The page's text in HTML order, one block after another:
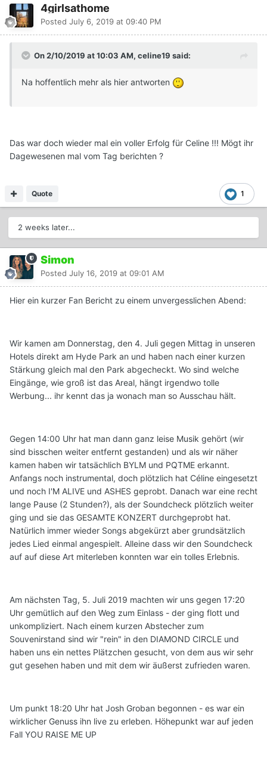
4girlsathome
Posted July 6, 2019 at 09:40 PM
On 2/10/2019 at 10:03 AM, celine19 said:
Na hoffentlich mehr als hier antworten
Das war doch wieder mal ein voller Erfolg für Celine !!! Mögt ihr
Dagewesenen mal vom Tag berichten ?
1
Quote
2 weeks later...
Simon
Posted July 16, 2019 at 09:01 AM
Hier ein kurzer Fan Bericht zu einem unvergesslichen Abend:
Wir kamen am Donnerstag, den 4. Juli gegen Mittag in unseren
Hotels direkt am Hyde Park an und haben nach einer kurzen
Stärkung gleich mal den Park abgecheckt. Wo sind welche
Eingänge, wie groß ist das Areal, hängt irgendwo tolle
Werbung... ihr kennt das ja wonach man so Ausschau hält.
Gegen 14:00 Uhr hat man dann ganz leise Musik gehört (wir
sind bisschen weiter entfernt gestanden) und als wir näher
kamen haben wir tatsächlich BYLM und PQTME erkannt.
Anfangs noch instrumental, doch plötzlich hat Céline eingesetzt
und noch I'M ALIVE und ASHES geprobt. Danach war eine recht
lange Pause (2 Stunden?), als der Soundcheck plötzlich weiter
ging und sie das GESAMTE KONZERT durchgeprobt hat.
Natürlich immer wieder Songs abgekürzt aber grundsätzlich
jedes Lied einmal angespielt. Alleine dass wir den Soundcheck
auf auf diese Art miterleben konnten war ein tolles Erlebnis.
Am nächsten Tag, 5. Juli 2019 machten wir uns gegen 17:20
Uhr gemütlich auf den Weg zum Einlass - der ging flott und
unkompliziert. Nach einem kurzen Abstecher zum
Souvenirstand sind wir "rein" in den DIAMOND CIRCLE und
haben uns ein nettes Plätzchen gesucht, von dem aus wir sehr
gut gesehen haben und mit dem wir äußerst zufrieden waren.
Um punkt 18:20 Uhr hat Josh Groban begonnen - es war ein
wirklicher Genuss ihn live zu erleben. Höhepunkt war auf jeden
Fall YOU RAISE ME UP